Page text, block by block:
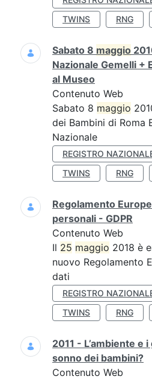
TWINS
RNG
Sabato 8 maggio
Nazionale Gemelli +
al Museo
Contenuto Web
Sabato 8 maggio
dei Bambini di Roma
Nazionale
REGISTRO
TWINS
RNG
Regolamento
personali - GDPR
Contenuto Web
Il 25 maggio 2018 è
nuovo Regolamento
dati
REGISTRO
TWINS
RNG
2011 - L’ambiente e
sonno dei bambini?
Contenuto Web